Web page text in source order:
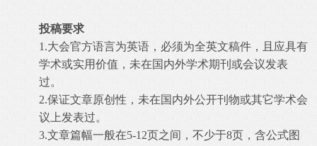
投稿要求
1.大会官方语言为英语，必须为全英文稿件，且应具有
学术或实用价值，未在国内外学术期刊或会议发表
过。
2.保证文章原创性，未在国内外公开刊物或其它学术会
议上发表过。
3.文章篇幅一般在5-12页之间，不少于8页，含公式图